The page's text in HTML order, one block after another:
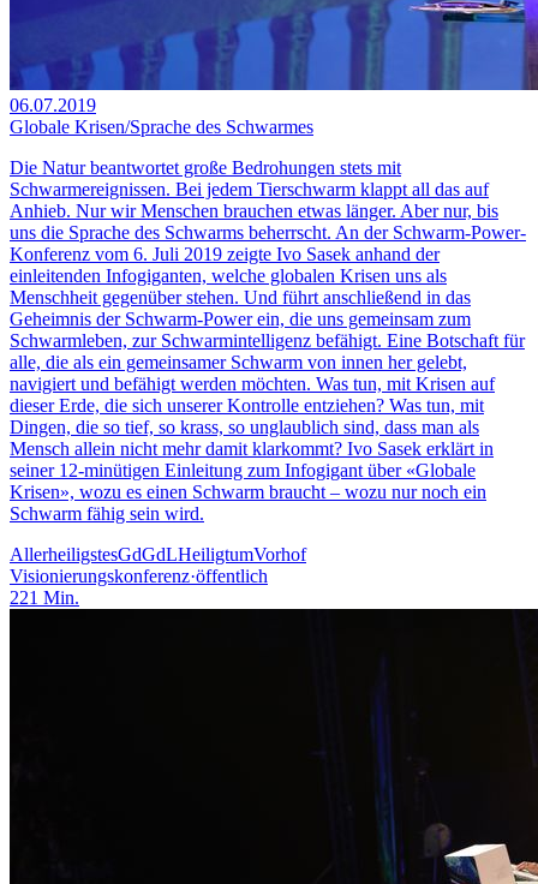
06.07.2019
Globale Krisen/Sprache des Schwarmes
Die Natur beantwortet große Bedrohungen stets mit
Schwarmereignissen. Bei jedem Tierschwarm klappt all das auf
Anhieb. Nur wir Menschen brauchen etwas länger. Aber nur, bis
uns die Sprache des Schwarms beherrscht. An der Schwarm-Power-
Konferenz vom 6. Juli 2019 zeigte Ivo Sasek anhand der
einleitenden Infogiganten, welche globalen Krisen uns als
Menschheit gegenüber stehen. Und führt anschließend in das
Geheimnis der Schwarm-Power ein, die uns gemeinsam zum
Schwarmleben, zur Schwarmintelligenz befähigt. Eine Botschaft für
alle, die als ein gemeinsamer Schwarm von innen her gelebt,
navigiert und befähigt werden möchten. Was tun, mit Krisen auf
dieser Erde, die sich unserer Kontrolle entziehen? Was tun, mit
Dingen, die so tief, so krass, so unglaublich sind, dass man als
Mensch allein nicht mehr damit klarkommt? Ivo Sasek erklärt in
seiner 12-minütigen Einleitung zum Infogigant über «Globale
Krisen», wozu es einen Schwarm braucht – wozu nur noch ein
Schwarm fähig sein wird.
AllerheiligstesGdGdLHeiligtumVorhof
Visionierungskonferenz·öffentlich
221 Min.